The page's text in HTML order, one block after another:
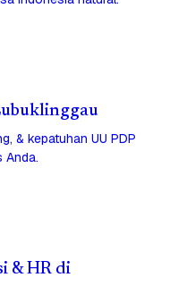
& kepatuhan UU PDP
Anda.
& HR di